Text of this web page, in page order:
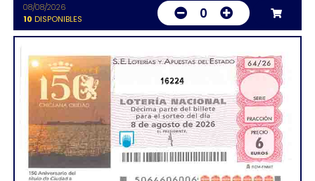
08/08/2026
10 DISPONIBLES 0
16224